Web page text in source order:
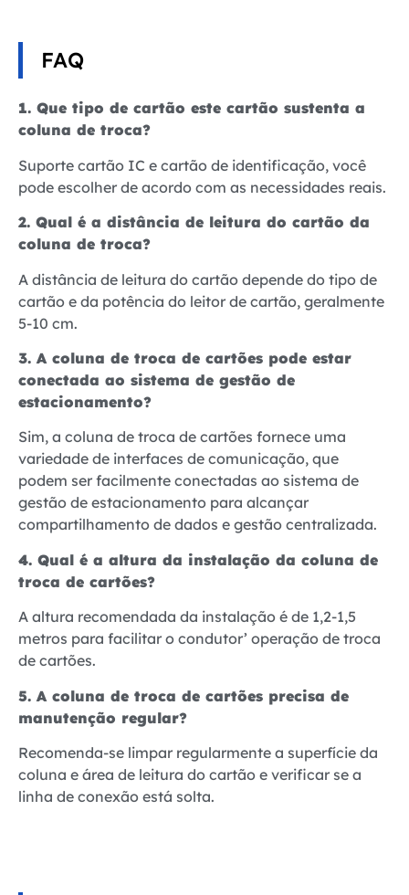
FAQ
1. Que tipo de cartão este cartão sustenta a
coluna de troca?
Suporte cartão IC e cartão de identificação, você
pode escolher de acordo com as necessidades reais.
2. Qual é a distância de leitura do cartão da
coluna de troca?
A distância de leitura do cartão depende do tipo de
cartão e da potência do leitor de cartão, geralmente
5-10 cm.
3. A coluna de troca de cartões pode estar
conectada ao sistema de gestão de
estacionamento?
Sim, a coluna de troca de cartões fornece uma
variedade de interfaces de comunicação, que
podem ser facilmente conectadas ao sistema de
gestão de estacionamento para alcançar
compartilhamento de dados e gestão centralizada.
4. Qual é a altura da instalação da coluna de
troca de cartões?
A altura recomendada da instalação é de 1,2-1,5
metros para facilitar o condutor’ operação de troca
de cartões.
5. A coluna de troca de cartões precisa de
manutenção regular?
Recomenda-se limpar regularmente a superfície da
coluna e área de leitura do cartão e verificar se a
linha de conexão está solta.